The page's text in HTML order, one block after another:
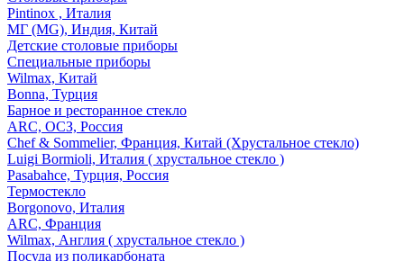
Pintinox , Италия
МГ (MG), Индия, Китай
Детские столовые приборы
Специальные приборы
Wilmax, Китай
Bonna, Турция
Барное и ресторанное стекло
ARC, ОСЗ, Россия
Chef & Sommelier, Франция, Китай (Хрустальное стекло)
Luigi Bormioli, Италия ( хрустальное стекло )
Pasabahce, Турция, Россия
Термостекло
Borgonovo, Италия
ARC, Франция
Wilmax, Англия ( хрустальное стекло )
Посуда из поликарбоната